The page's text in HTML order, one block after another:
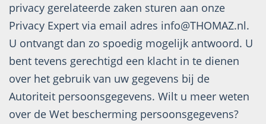
privacy gerelateerde zaken sturen aan onze
Privacy Expert via email adres info@THOMAZ.nl.
U ontvangt dan zo spoedig mogelijk antwoord. U
bent tevens gerechtigd een klacht in te dienen
over het gebruik van uw gegevens bij de
Autoriteit persoonsgegevens. Wilt u meer weten
over de Wet bescherming persoonsgegevens?